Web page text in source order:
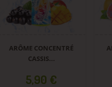
ARÔME CONCENTRÉ